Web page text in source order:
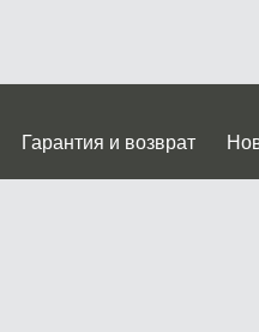
Гарантия и возврат